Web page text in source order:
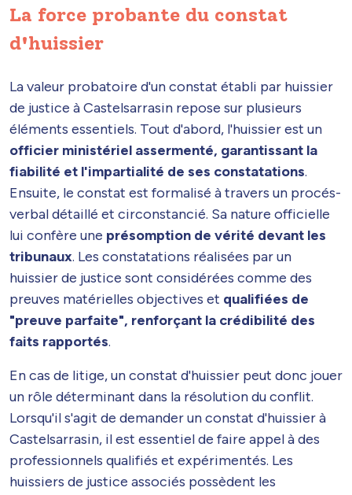
La force probante du constat
d'huissier
La valeur probatoire d'un constat établi par huissier
de justice à Castelsarrasin repose sur plusieurs
éléments essentiels. Tout d'abord, l'huissier est un
officier ministériel assermenté, garantissant la
fiabilité et l'impartialité de ses constatations.
Ensuite, le constat est formalisé à travers un procés-
verbal détaillé et circonstancié. Sa nature officielle
lui confère une présomption de vérité devant les
tribunaux. Les constatations réalisées par un
huissier de justice sont considérées comme des
preuves matérielles objectives et qualifiées de
"preuve parfaite", renforçant la crédibilité des
faits rapportés.
En cas de litige, un constat d'huissier peut donc jouer
un rôle déterminant dans la résolution du conflit.
Lorsqu'il s'agit de demander un constat d'huissier à
Castelsarrasin, il est essentiel de faire appel à des
professionnels qualifiés et expérimentés. Les
huissiers de justice associés possèdent les